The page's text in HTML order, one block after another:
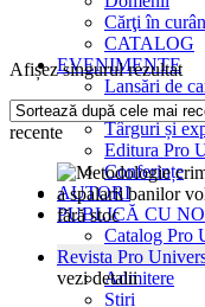
Cărţi în
CATALOG
EVENIMENTE
Lansări de
Interviuri
Târguri și
Editura Pro
Conferințe
AUTORI
PUBLICĂ CU
Catalog Pro
Revista Pro
Admitere
Știri
Afișez singurul rezultat
recente
fără stoc
vezi detalii